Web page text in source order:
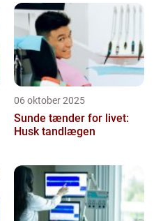
06 oktober 2025
Sunde tænder for livet:
Husk tandlægen